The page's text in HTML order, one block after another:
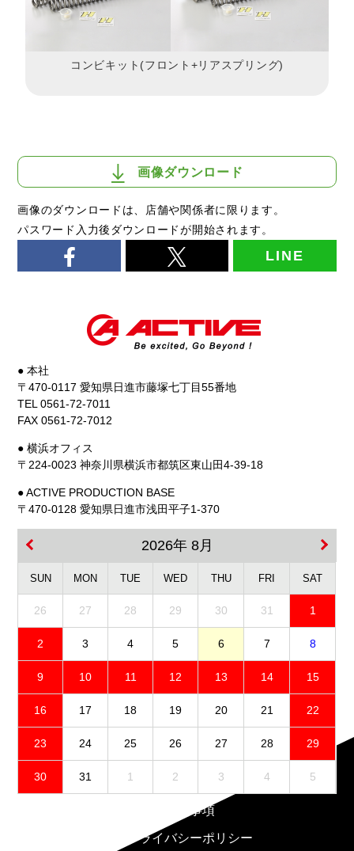
コンビキット(フロント+リアスプリング)
画像ダウンロード
画像のダウンロードは、店舗や関係者に限ります。
パスワード入力後ダウンロードが開始されます。
LINE
● 本社
〒470-0117 愛知県日進市藤塚七丁目55番地
TEL 0561-72-7011
FAX 0561-72-7012
● 横浜オフィス
〒224-0023 神奈川県横浜市都筑区東山田4-39-18
● ACTIVE PRODUCTION BASE
〒470-0128 愛知県日進市浅田平子1-370
2026年 8月
SUN MON TUE WED THU FRI SAT
26 27 28 29 30 31 1
2 3 4 5 6 7 8
9 10 11 12 13 14 15
16 17 18 19 20 21 22
23 24 25 26 27 28 29
30 31 1 2 3 4 5
免責事項
プライバシーポリシー